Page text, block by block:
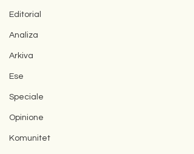
Editorial
Analiza
Arkiva
Ese
Speciale
Opinione
Komunitet